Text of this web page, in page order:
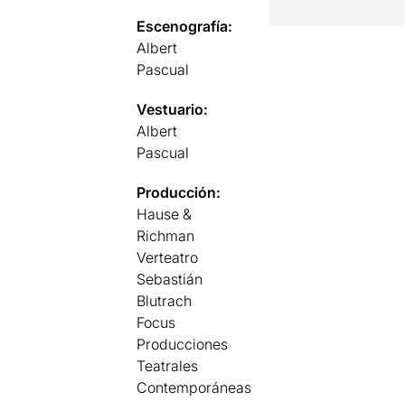
Escenografía:
Albert
Pascual
Vestuario:
Albert
Pascual
Producción:
Hause &
Richman
Verteatro
Sebastián
Blutrach
Focus
Producciones
Teatrales
Contemporáneas